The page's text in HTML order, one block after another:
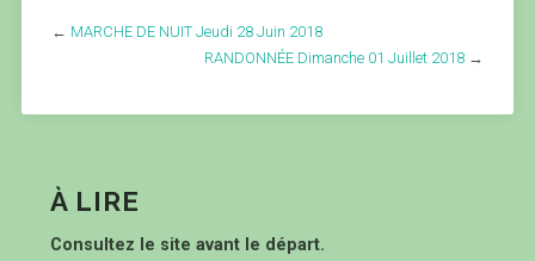
← MARCHE DE NUIT Jeudi 28 Juin 2018
RANDONNÉE Dimanche 01 Juillet 2018 →
À LIRE
Consultez le site avant le départ.